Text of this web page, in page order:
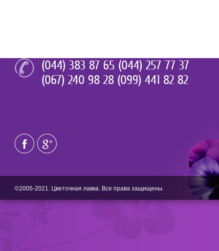
(044) 383 87 65 (044) 257 77 37
(067) 240 98 28 (099) 441 82 82
©2005-2021. Цветочная лавка. Все права защищены.